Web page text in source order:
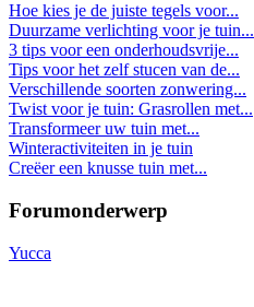
Hoe kies je de juiste tegels voor...
Duurzame verlichting voor je tuin...
3 tips voor een onderhoudsvrije...
Tips voor het zelf stucen van de...
Verschillende soorten zonwering...
Twist voor je tuin: Grasrollen met...
Transformeer uw tuin met...
Winteractiviteiten in je tuin
Creëer een knusse tuin met...
Forumonderwerp
Yucca